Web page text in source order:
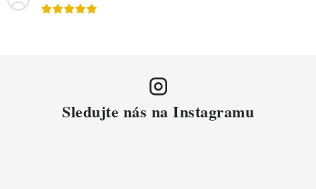
Sledujte nás na Instagramu